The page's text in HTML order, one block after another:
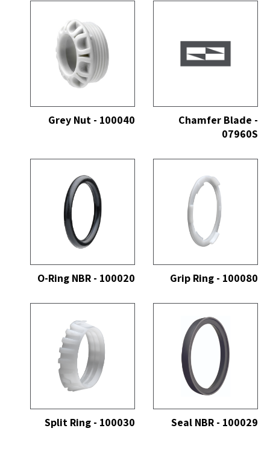
Chamfer Blade -
07960S
Grey Nut - 100040
Grip Ring - 100080
O-Ring NBR - 100020
Seal NBR - 100029
Split Ring - 100030